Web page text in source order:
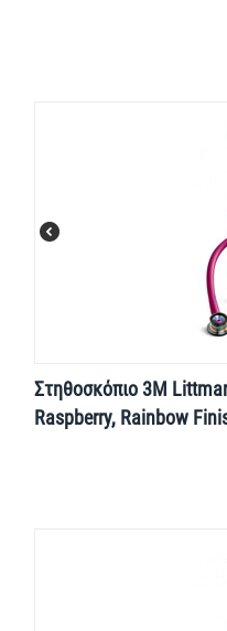
Στηθοσκόπιο 3M
Raspberry, Rainbow